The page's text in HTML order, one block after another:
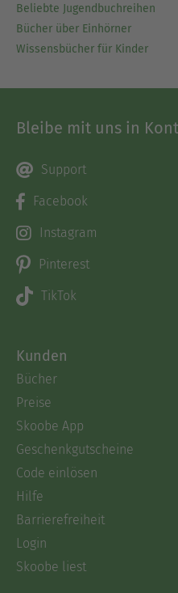
Beliebte Jugendbuchreihen
Bücher über Einhörner
Wissensbücher für Kinder
Bleibe mit uns in
Support
Facebook
Instagram
Pinterest
TikTok
Kunden
Bücher
Preise
Skoobe App
Geschenkgutscheine
Code einlösen
Hilfe
Barrierefreiheit
Login
Skoobe liest